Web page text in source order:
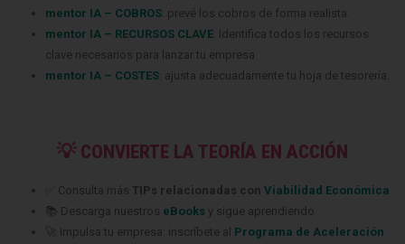
mentor IA – COBROS : prevé los cobros de forma realista.
mentor IA – RECURSOS CLAVE : Identifica todos los recursos
clave necesarios para lanzar tu empresa
mentor IA – COSTES : ajusta adecuadamente tu hoja de tesorería.
💡 CONVIERTE LA TEORÍA EN ACCIÓN
✅ Consulta más TIPs relacionadas con Viabilidad Económica
📚 Descarga nuestros eBooks y sigue aprendiendo
🚀 Impulsa tu empresa: inscríbete al Programa de Aceleración